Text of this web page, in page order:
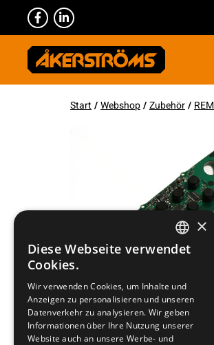
Start /Webshop/Zubehör/
SWEDISH
DEUTSCH
×
Diese Webseite verwendet
Cookies.
Wir verwenden Cookies, um Inhalte und
Anzeigen zu personalisieren und unseren
Datenverkehr zu analysieren. Wir geben
Informationen über Ihre Nutzung unserer
Website auch an unsere Werbe- und